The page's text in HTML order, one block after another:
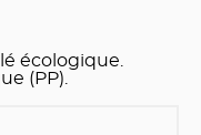
écologique.
(PP).